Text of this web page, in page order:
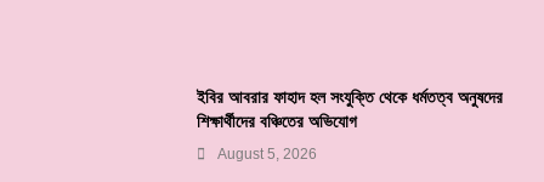
ইবির আবরার ফাহাদ হল সংযুক্তি থেকে ধর্মতত্ব অনুষদের
শিক্ষার্থীদের বঞ্চিতের অভিযোগ
August 5, 2026